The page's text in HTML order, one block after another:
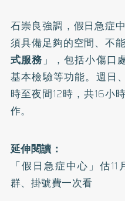
石崇良強調，假日急症
須具備足夠的空間、不
式服務 」，包括小傷口
基本檢驗等功能。週日
時至夜間12時，共16小
作。
延伸閱讀：
「假日急症中心」估
群、掛號費一次看